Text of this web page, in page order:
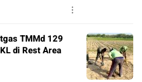
TMMd 129
di Rest Area